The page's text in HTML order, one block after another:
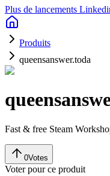
Plus de lancements
Produits
queensanswer.toda
Fast & free Steam
0Votes
Voter pour ce produit